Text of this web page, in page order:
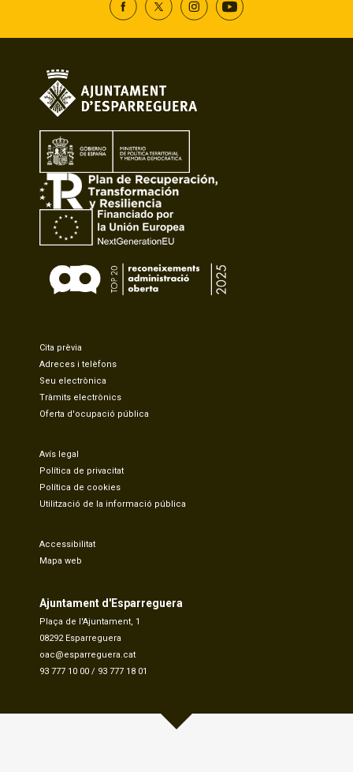
Cita prèvia
Adreces i telèfons
Seu electrònica
Tràmits electrònics
Oferta d'ocupació pública
Avís legal
Política de privacitat
Política de cookies
Utilització de la informació pública
Accessibilitat
Mapa web
Ajuntament d'Esparreguera
Plaça de l'Ajuntament, 1
08292 Esparreguera
oac@esparreguera.cat
93 777 10 00 / 93 777 18 01